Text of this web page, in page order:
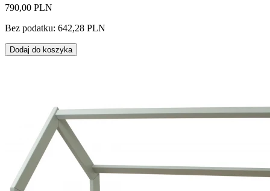
790,00 PLN
Bez podatku: 642,28 PLN
Dodaj do koszyka